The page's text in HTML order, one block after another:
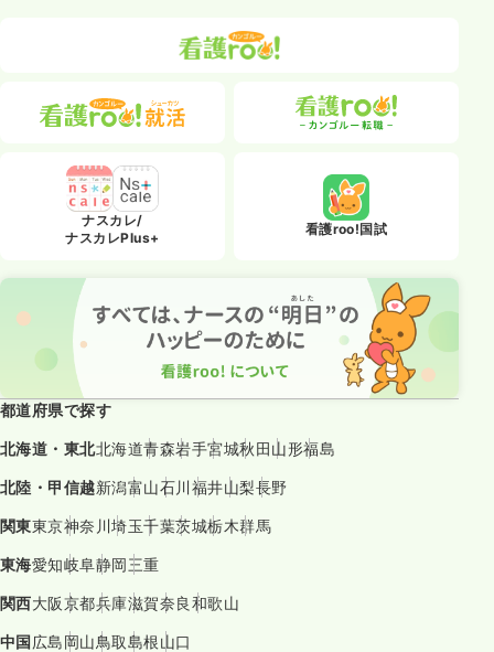
ナスカレ/
ナスカレPlus+
看護roo!国試
都道府県で探す
北海道・東北北海道青森岩手宮城秋田山形福島
北陸・甲信越新潟富山石川福井山梨長野
関東東京神奈川埼玉千葉茨城栃木群馬
東海愛知岐阜静岡三重
関西大阪京都兵庫滋賀奈良和歌山
中国広島岡山鳥取島根山口